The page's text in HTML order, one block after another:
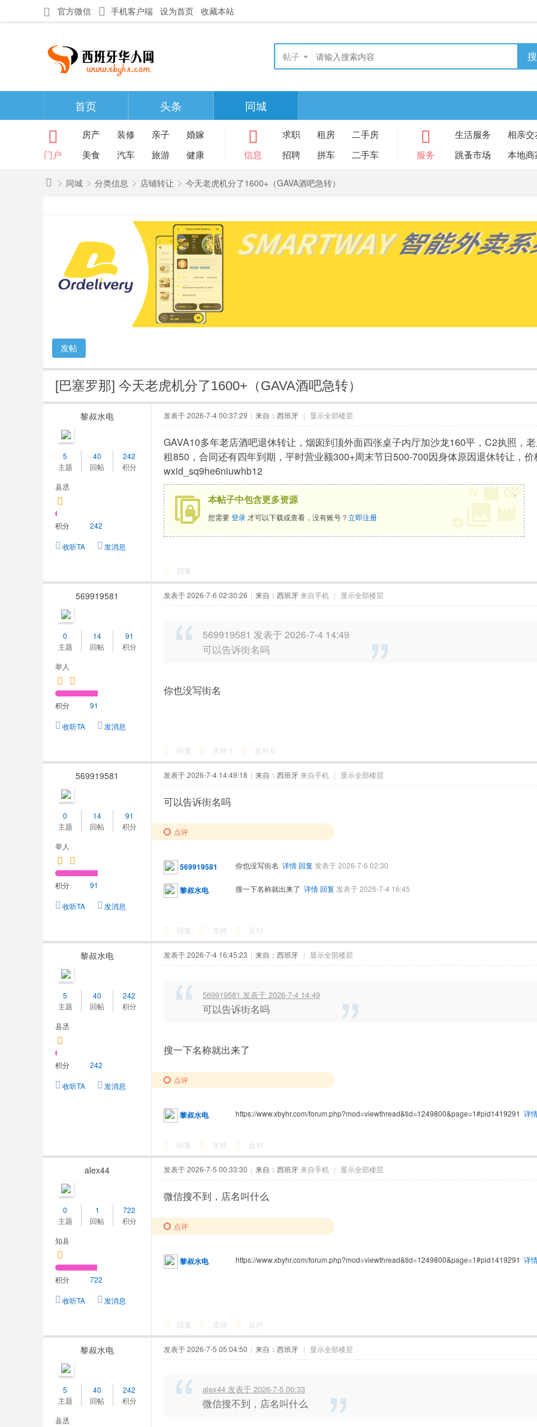
官方微信 手机客户端 设为首页 收藏本站
帖子
首页 头条 同城
门户
房产 装修 亲子
婚嫁
美食
汽车 旅游 健康 信息
求职 租房
二手房
招聘
拼车 二手车 服务
生活服务
相亲交
跳蚤市场
本地商
同城 分类信息 店铺转让
›
今天老虎机分了1600+（GAVA酒吧急转）
发帖
[巴塞罗那] 今天老虎机分了1600+（GAVA酒吧急转）
黎叔水电
5
主题
40
回帖
242
积分
县丞
积分 242
收听TA 发消息
发表于 2026-7-4 00:37:29 | 来自：西班牙 | 显示全部楼层
GAVA10多年老店酒吧退休转让，烟囱到顶外面四张桌子内厅加沙龙160平，C2执照，
租850，合同还有四年到期，平时营业额300+周末节日500-700因身体原因退休转让，
wxid_sq9he6niuwhb12
本帖子中包含更多资源
您需要登录 才可以下载或查看，没有账号？立即注册
×
回复
569919581
0
主题
14
回帖
91
积分
举人
积分 91
收听TA 发消息
发表于 2026-7-6 02:30:26 | 来自：西班牙来自手机 | 显示全部楼层
569919581 发表于 2026-7-4 14:49
可以告诉街名吗
你也没写街名
回复 支持 1 反对 0
569919581
0
主题
14
回帖
91
积分
举人
积分 91
收听TA 发消息
发表于 2026-7-4 14:49:18 | 来自：西班牙来自手机 | 显示全部楼层
可以告诉街名吗
点评
569919581 你也没写街名 详情 回复 发表于 2026-7-6 02:30
黎叔水电 搜一下名称就出来了 详情 回复 发表于 2026-7-4 16:45
回复 支持 反对
黎叔水电
5
主题
40
回帖
242
积分
县丞
积分 242
收听TA 发消息
发表于 2026-7-4 16:45:23 | 来自：西班牙 | 显示全部楼层
569919581 发表于 2026-7-4 14:49
可以告诉街名吗
搜一下名称就出来了
点评
黎叔水电 https://www.xbyhr.com/forum.php?mod=viewthread&tid=1249800&page=1#pid1419291 详
回复 支持 反对
alex44
0
主题
1
回帖
722
积分
知县
积分 722
收听TA 发消息
发表于 2026-7-5 00:33:30 | 来自：西班牙来自手机 | 显示全部楼层
微信搜不到，店名叫什么
点评
黎叔水电 https://www.xbyhr.com/forum.php?mod=viewthread&tid=1249800&page=1#pid1419291 详
回复 支持 反对
黎叔水电
5
主题
40
回帖
242
积分
县丞
发表于 2026-7-5 05:04:50 | 来自：西班牙 | 显示全部楼层
alex44 发表于 2026-7-5 00:33
微信搜不到，店名叫什么